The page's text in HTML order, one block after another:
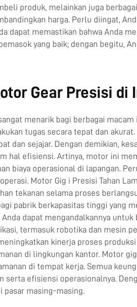
produk, melainkan juga
harga. Perlu diingat,
dapat memastikan bahwa Anda
yang baik; dengan begitu,
Gear Presisi di
menarik bagi berbagai
tugas secara tepat dan
dan sejajar. Dengan demikian,
hal efisiensi. Artinya, motor ini
biaya operasional di lapangan.
Motor Gig i Presisi Tahan
tekanan selama proses
pabrik berkapasitas tinggi yang
dapat mengandalkannya
termasuk robotika dan mesin
kinerja proses
di lingkungan kantor. Motor
di tempat kerja. Semua
efisiensi operasionalnya.
pasar masing-masing.